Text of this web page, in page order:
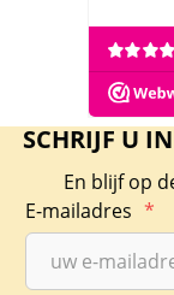
SCHRIJF U
En blijf op
E-mailadres *